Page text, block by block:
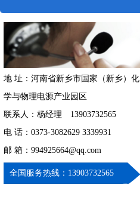
地 址：河南省新乡市国家（新乡）化
学与物理电源产业园区
联系人：杨经理 13903732565
电 话：0373-3082629 3339931
邮 箱：994925664@qq.com
全国服务热线：13903732565